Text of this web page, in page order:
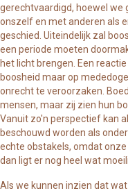
gerechtvaardigd, hoewel
onszelf en met anderen als
geschied. Uiteindelijk zal
een periode moeten
het licht brengen. Een
boosheid maar op
onrecht te veroorzaken.
mensen, maar zij zien hun
Vanuit zo'n perspectief kan
beschouwd worden als
echte obstakels, omdat
dan ligt er nog heel wat
Als we kunnen inzien dat